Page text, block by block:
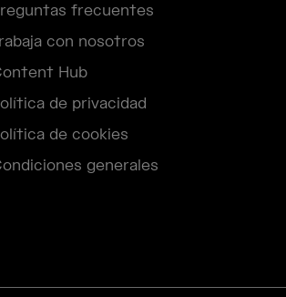
frecuentes
con nosotros
Hub
de privacidad
de cookies
generales